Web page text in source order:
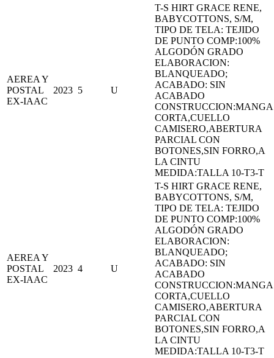
AEREA Y
POSTAL
EX-IAAC
2023 5 U
T-S HIRT GRACE RENE,
BABYCOTTONS, S/M,
TIPO DE TELA: TEJIDO
DE PUNTO COMP:100%
ALGODÓN GRADO
ELABORACION:
BLANQUEADO;
ACABADO: SIN
ACABADO
CONSTRUCCION:MANGA
CORTA,CUELLO
CAMISERO,ABERTURA
PARCIAL CON
BOTONES,SIN FORRO,A
LA CINTU
MEDIDA:TALLA 10-T3-T
AEREA Y
POSTAL
EX-IAAC
2023 4 U
T-S HIRT GRACE RENE,
BABYCOTTONS, S/M,
TIPO DE TELA: TEJIDO
DE PUNTO COMP:100%
ALGODÓN GRADO
ELABORACION:
BLANQUEADO;
ACABADO: SIN
ACABADO
CONSTRUCCION:MANGA
CORTA,CUELLO
CAMISERO,ABERTURA
PARCIAL CON
BOTONES,SIN FORRO,A
LA CINTU
MEDIDA:TALLA 10-T3-T